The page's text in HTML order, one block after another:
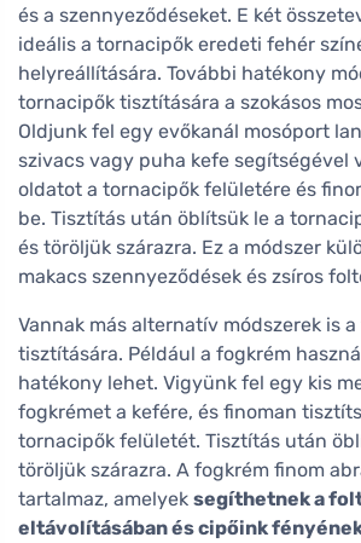
és a szennyeződéseket. E két
ideális a tornacipők eredeti fehér
helyreállítására. További hatékony
tornacipők tisztítására a szokásos
Oldjunk fel egy evőkanál mosóport
szivacs vagy puha kefe segítségével
oldatot a tornacipők felületére és
be. Tisztítás után öblítsük le a
és töröljük szárazra. Ez a módszer
makacs szennyeződések és zsíros
Vannak más alternatív módszerek is
tisztítására. Például a fogkrém
hatékony lehet. Vigyünk fel egy kis
fogkrémet a kefére, és finoman
tornacipők felületét. Tisztítás után
töröljük szárazra. A fogkrém finom
tartalmaz, amelyek segíthetnek a
eltávolításában és cipőink